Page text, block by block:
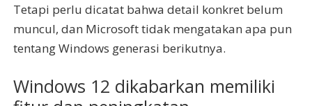
Tetapi perlu dicatat bahwa detail konkret belum
muncul, dan Microsoft tidak mengatakan apa pun
tentang Windows generasi berikutnya.
Windows 12 dikabarkan memiliki